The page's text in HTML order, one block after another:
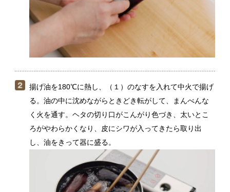
る。油の中に沈めながらときどき転がして、まんべんな
く火を通す。ヘタの切り口がこんがり色づき、太いとこ
ろがやわらかくなり、皮にシワが入ってきたら取り出
し、油をきって器に盛る。
耐熱ボウルに【肉みそ】の材料を合わせて、よく混ぜ
る。ふんわりとラップをかけて、電子レンジ（500W）で